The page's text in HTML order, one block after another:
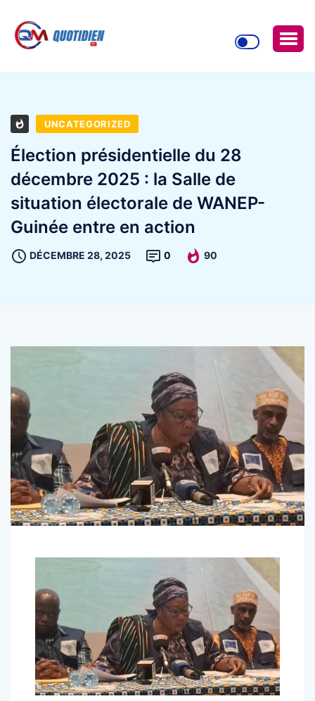
UNCATEGORIZED
Élection présidentielle du 28
décembre 2025 : la Salle de
situation électorale de WANEP-
Guinée entre en action
DÉCEMBRE 28, 2025 0 90